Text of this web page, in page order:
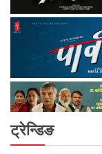
ट्रेन्डिङ